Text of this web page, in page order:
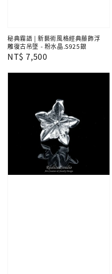
秘典霧語 | 新藝術風格經典藤飾浮
雕復古吊墜 - 粉水晶.S925銀
Regular
NT$ 7,500